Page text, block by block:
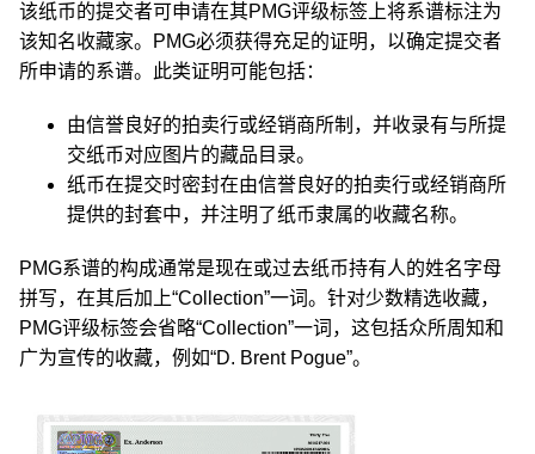
该纸币的提交者可申请在其PMG评级标签上将系谱标注为
该知名收藏家。PMG必须获得充足的证明，以确定提交者
所申请的系谱。此类证明可能包括：
由信誉良好的拍卖行或经销商所制，并收录有与所提
交纸币对应图片的藏品目录。
纸币在提交时密封在由信誉良好的拍卖行或经销商所
提供的封套中，并注明了纸币隶属的收藏名称。
PMG系谱的构成通常是现在或过去纸币持有人的姓名字母
拼写，在其后加上“Collection”一词。针对少数精选收藏，
PMG评级标签会省略“Collection”一词，这包括众所周知和
广为宣传的收藏，例如“D. Brent Pogue”。